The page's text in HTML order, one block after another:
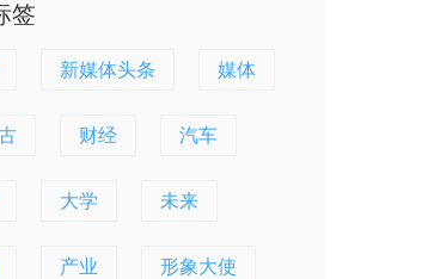
签
新媒体头条 媒体
财经 汽车
大学 未来
产业 形象大使